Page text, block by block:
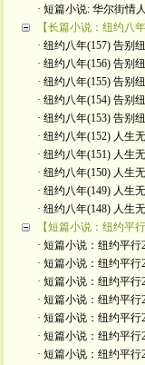
· 短篇小说: 华尔街情
【长篇小说：纽约八年
· 纽约八年(157) 告别
· 纽约八年(156) 告别
· 纽约八年(155) 告别
· 纽约八年(154) 告别
· 纽约八年(153) 告别
· 纽约八年(152) 人生
· 纽约八年(151) 人生
· 纽约八年(150) 人生
· 纽约八年(149) 人生
· 纽约八年(148) 人生
【短篇小说：纽约平行
· 短篇小说：纽约平行
· 短篇小说：纽约平行
· 短篇小说：纽约平行
· 短篇小说：纽约平行
· 短篇小说：纽约平行
· 短篇小说：纽约平行
· 短篇小说：纽约平行